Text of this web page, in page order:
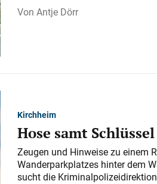
Antje Dörr
Kirchheim
Hose samt
Zeugen und Hinweise zu einem
Wanderparkplatzes hinter dem
sucht die